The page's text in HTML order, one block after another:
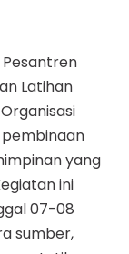
Pesantren
Latihan
pembinaan
yang
ini
07-08
sumber,